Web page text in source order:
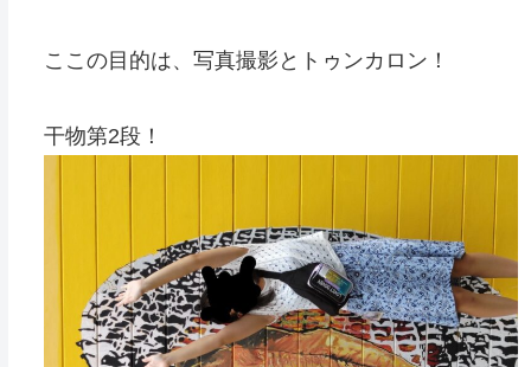
ここの目的は、写真撮影とトゥンカロン！
干物第2段！